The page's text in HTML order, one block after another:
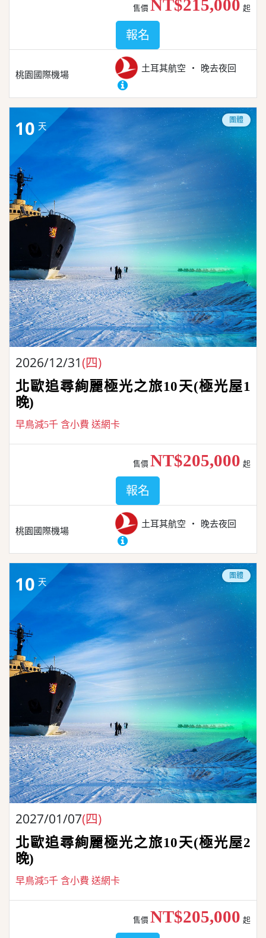
桃園國際機場
土耳其航空 晚去夜回
售價 NT$215,000 起
報名
10 天
團體
2026/12/31(四)
北歐追尋絢麗極光之旅10天(極光屋1
晚)
早鳥減5千 含小費 送網卡
桃園國際機場
土耳其航空 晚去夜回
售價 NT$205,000 起
報名
10 天
團體
2027/01/07(四)
北歐追尋絢麗極光之旅10天(極光屋2
晚)
早鳥減5千 含小費 送網卡
售價 NT$205,000 起